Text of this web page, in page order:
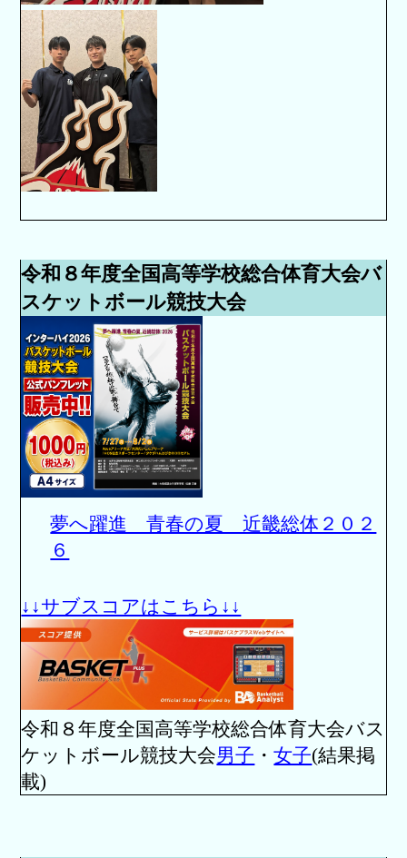
令和８年度全国高等学校総合体育大会バ
スケットボール競技大会
夢へ躍進 青春の夏 近畿総体２０２
６
↓↓サブスコアはこちら↓↓
令和８年度全国高等学校総合体育大会バス
ケットボール競技大会男子 ・女子(結果掲
載)